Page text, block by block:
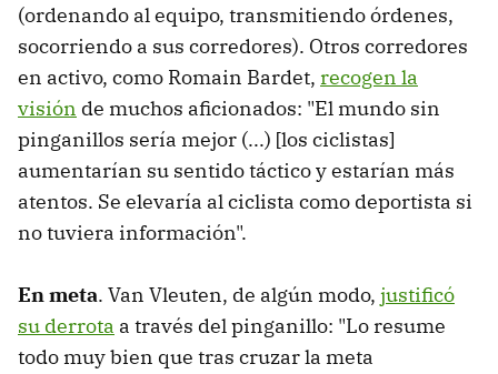
(ordenando al equipo, transmitiendo órdenes,
socorriendo a sus corredores). Otros corredores
en activo, como Romain Bardet, recogen la
visión de muchos aficionados: "El mundo sin
pinganillos sería mejor (...) [los ciclistas]
aumentarían su sentido táctico y estarían más
atentos. Se elevaría al ciclista como deportista si
no tuviera información".
En meta. Van Vleuten, de algún modo, justificó
su derrota a través del pinganillo: "Lo resume
todo muy bien que tras cruzar la meta